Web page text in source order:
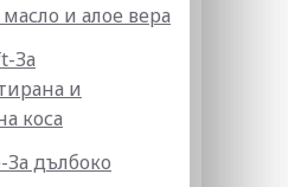
и алое вера
За
и
коса
За дълбоко